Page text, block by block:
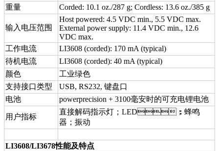
重量
Corded: 10.1 oz./287 g; Cordless: 13.6 oz./385 g
输入电压范围
Host powered: 4.5 VDC min., 5.5 VDC max.
External power supply: 11.4 VDC min., 12.6
VDC max.
工作电流
LI3608 (corded): 170 mA (typical)
待机电流
LI3608 (corded): 40 mA (typical)
颜色
工业绿色
支持接口类型
USB, RS232, 键盘口
电池
powerprecision + 3100毫安时的可充电锂电池
用户指标
直接解码指示灯；LED；蜂鸣
器；振动
LI3608/LI3678性能及特点